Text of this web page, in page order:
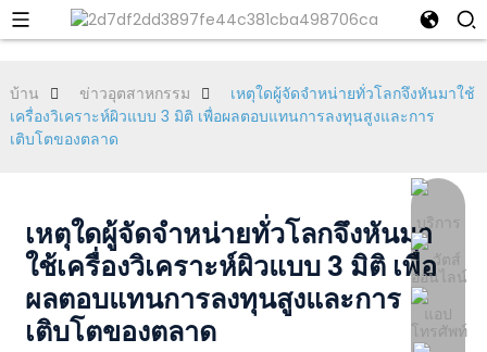
บ้าน ข่าวอุตสาหกรรม
เหตุใดผู้จัดจำหน่ายทั่วโลกจึงหันมาใช้
เครื่องวิเคราะห์ผิวแบบ 3 มิติ เพื่อผลตอบแทนการลงทุนสูงและการ
เติบโตของตลาด
เหตุใดผู้จัดจำหน่ายทั่วโลกจึงหันมา
ใช้เครื่องวิเคราะห์ผิวแบบ 3 มิติ เพื่อ
ผลตอบแทนการลงทุนสูงและการ
เติบโตของตลาด